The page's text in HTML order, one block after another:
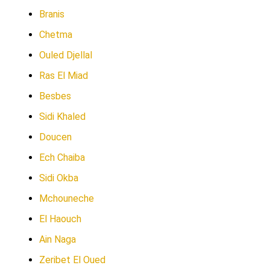
Branis
Chetma
Ouled Djellal
Ras El Miad
Besbes
Sidi Khaled
Doucen
Ech Chaiba
Sidi Okba
Mchouneche
El Haouch
Ain Naga
Zeribet El Oued